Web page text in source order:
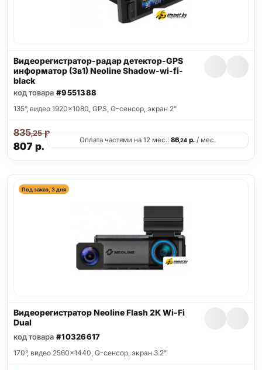
Видеорегистратор-радар детектор-GPS
информатор (3в1) Neoline Shadow-wi-fi-
black
код товара #9551388
135°, видео 1920x1080, GPS, G-сенсор, экран 2"
807 р.
835,25р.
Оплата частями на 12 мес.: 86,24р./ мес.
Под заказ, 3 дня
Видеорегистратор Neoline Flash 2K Wi-Fi
Dual
код товара #10326617
170°, видео 2560x1440, G-сенсор, экран 3.2"